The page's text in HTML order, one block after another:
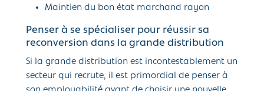
Maintien du bon état marchand rayon
Penser à se spécialiser pour réussir sa
reconversion dans la grande distribution
Si la grande distribution est incontestablement un
secteur qui recrute, il est primordial de penser à